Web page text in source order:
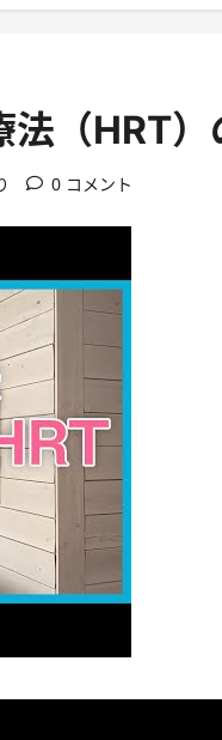
法（HRT
0 コメント